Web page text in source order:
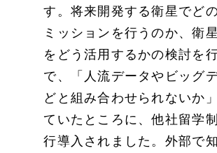
す。将来開発する衛星でど
ミッションを行うのか、衛
をどう活用するかの検討を
で、「人流データやビッグ
どと組み合わせられないか
ていたところに、他社留学
行導入されました。外部で